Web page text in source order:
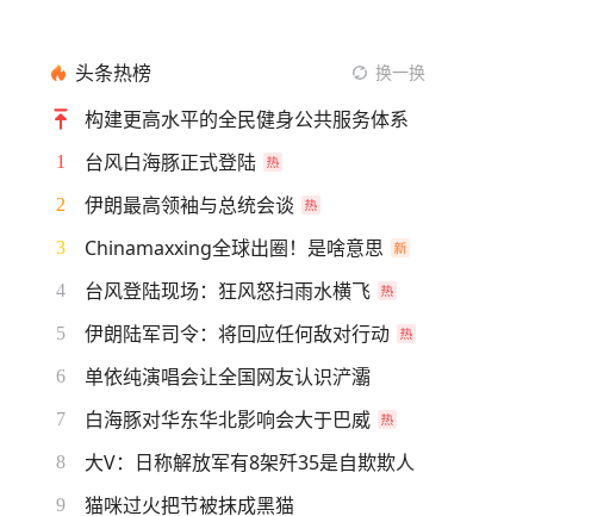
头条热榜 换一换
构建更高水平的全民健身公共服务体系
1 台风白海豚正式登陆
2 伊朗最高领袖与总统会谈
3 Chinamaxxing全球出圈！是啥意思
4 台风登陆现场：狂风怒扫雨水横飞
5 伊朗陆军司令：将回应任何敌对行动
6 单依纯演唱会让全国网友认识浐灞
7 白海豚对华东华北影响会大于巴威
8 大V：日称解放军有8架歼35是自欺欺人
9 猫咪过火把节被抹成黑猫